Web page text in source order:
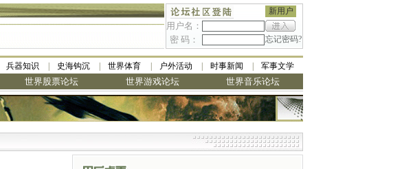
新用户
用户名：
密 码：
忘记密码?
兵器知识 史海钩沉 世界体育 户外活动 时事新闻 军事文学
世界股票论坛 世界游戏论坛 世界音乐论坛